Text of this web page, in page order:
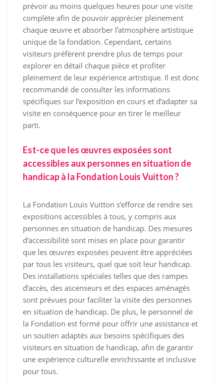
prévoir au moins quelques heures pour une visite
complète afin de pouvoir apprécier pleinement
chaque œuvre et absorber l’atmosphère artistique
unique de la fondation. Cependant, certains
visiteurs préfèrent prendre plus de temps pour
explorer en détail chaque pièce et profiter
pleinement de leur expérience artistique. Il est donc
recommandé de consulter les informations
spécifiques sur l’exposition en cours et d’adapter sa
visite en conséquence pour en tirer le meilleur
parti.
Est-ce que les œuvres exposées sont
accessibles aux personnes en situation de
handicap à la Fondation Louis Vuitton ?
La Fondation Louis Vuitton s’efforce de rendre ses
expositions accessibles à tous, y compris aux
personnes en situation de handicap. Des mesures
d’accessibilité sont mises en place pour garantir
que les œuvres exposées peuvent être appréciées
par tous les visiteurs, quel que soit leur handicap.
Des installations spéciales telles que des rampes
d’accès, des ascenseurs et des espaces aménagés
sont prévues pour faciliter la visite des personnes
en situation de handicap. De plus, le personnel de
la Fondation est formé pour offrir une assistance et
un soutien adaptés aux besoins spécifiques des
visiteurs en situation de handicap, afin de garantir
une expérience culturelle enrichissante et inclusive
pour tous.